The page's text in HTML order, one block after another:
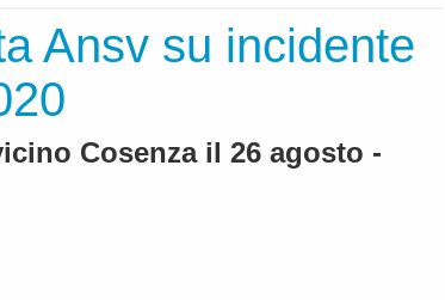
Ansv su incidente
Cosenza il 26 agosto -